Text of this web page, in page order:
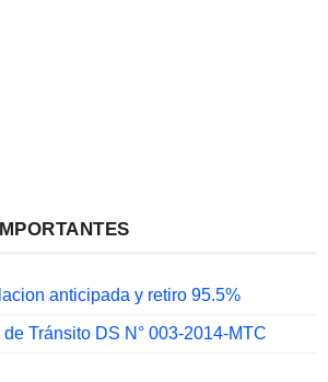
anticipada y retiro 95.5%
Tránsito DS N° 003-2014-MTC